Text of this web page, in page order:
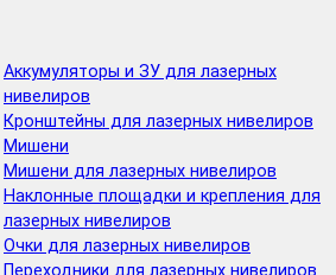
Аккумуляторы и ЗУ для лазерных
нивелиров
Кронштейны для лазерных нивелиров
Мишени
Мишени для лазерных нивелиров
Наклонные площадки и крепления для
лазерных нивелиров
Очки для лазерных нивелиров